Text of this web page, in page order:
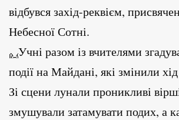
відбувся захід-реквієм,
Небесної Сотні.
Учні разом із вчителями
події на Майдані, які змінили хід
Зі сцени лунали проникливі
змушували затамувати подих, а